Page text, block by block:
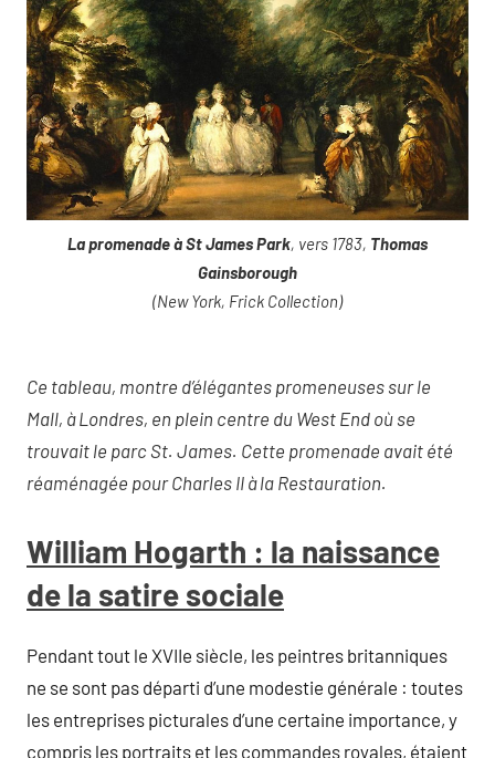
La promenade à St James Park, vers 1783, Thomas
Gainsborough
(New York, Frick Collection)
Ce tableau, montre d’élégantes promeneuses sur le
Mall, à Londres, en plein centre du West End où se
trouvait le parc St. James. Cette promenade avait été
réaménagée pour Charles II à la Restauration.
William Hogarth : la naissance
de la satire sociale
Pendant tout le XVIIe siècle, les peintres britanniques
ne se sont pas départi d’une modestie générale : toutes
les entreprises picturales d’une certaine importance, y
compris les portraits et les commandes royales, étaient